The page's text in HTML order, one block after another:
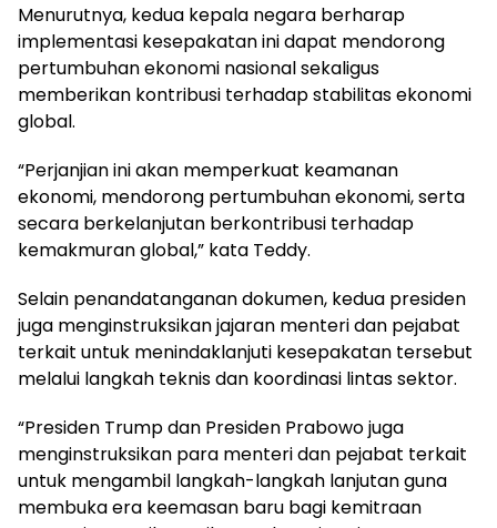
Menurutnya, kedua kepala negara berharap
implementasi kesepakatan ini dapat mendorong
pertumbuhan ekonomi nasional sekaligus
memberikan kontribusi terhadap stabilitas ekonomi
global.
“Perjanjian ini akan memperkuat keamanan
ekonomi, mendorong pertumbuhan ekonomi, serta
secara berkelanjutan berkontribusi terhadap
kemakmuran global,” kata Teddy.
Selain penandatanganan dokumen, kedua presiden
juga menginstruksikan jajaran menteri dan pejabat
terkait untuk menindaklanjuti kesepakatan tersebut
melalui langkah teknis dan koordinasi lintas sektor.
“Presiden Trump dan Presiden Prabowo juga
menginstruksikan para menteri dan pejabat terkait
untuk mengambil langkah-langkah lanjutan guna
membuka era keemasan baru bagi kemitraan